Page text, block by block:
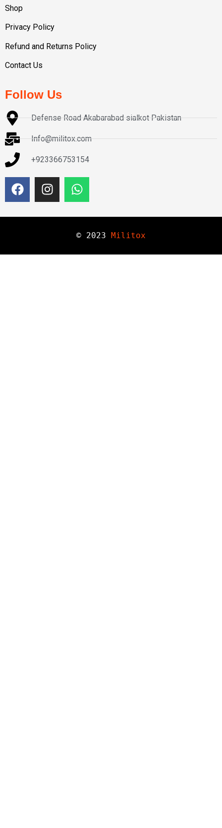
Shop
Privacy Policy
Refund and Returns Policy
Contact Us
Follow Us
Defense Road Akabarabad sialkot Pakistan
Info@militox.com
+923366753154
© 2023 Militox